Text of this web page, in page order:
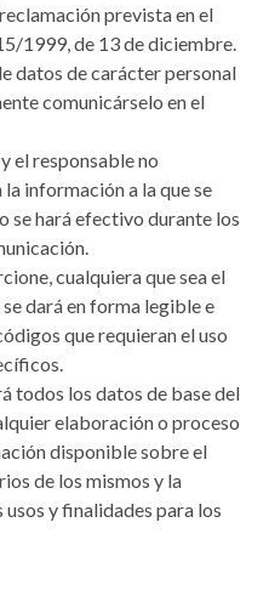
prevista en el
1999, de 13 de diciembre.
datos de carácter personal
comunicárselo en el
el responsable no
información a la que se
se hará efectivo durante los
cualquiera que sea el
dará en forma legible e
que requieran el uso
todos los datos de base del
elaboración o proceso
disponible sobre el
de los mismos y la
y finalidades para los